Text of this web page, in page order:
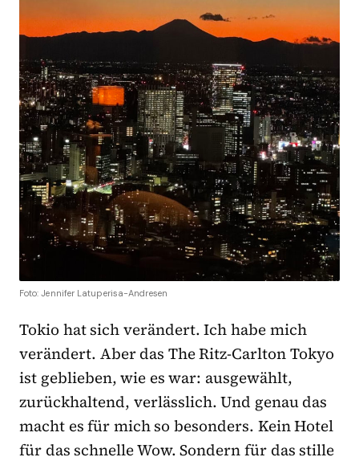
Foto: Jennifer Latuperisa-Andresen
Tokio hat sich verändert. Ich habe mich
verändert. Aber das The Ritz-Carlton Tokyo
ist geblieben, wie es war: ausgewählt,
zurückhaltend, verlässlich. Und genau das
macht es für mich so besonders. Kein Hotel
für das schnelle Wow. Sondern für das stille